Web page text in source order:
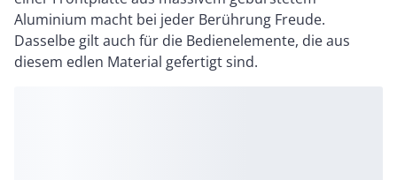
Aluminium macht bei jeder Berührung Freude.
Dasselbe gilt auch für die Bedienelemente, die aus
diesem edlen Material gefertigt sind.